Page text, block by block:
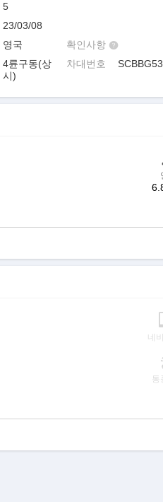
5
23/03/08
영국
4륜구동(상
시)
확인사항
차대번호
네
통